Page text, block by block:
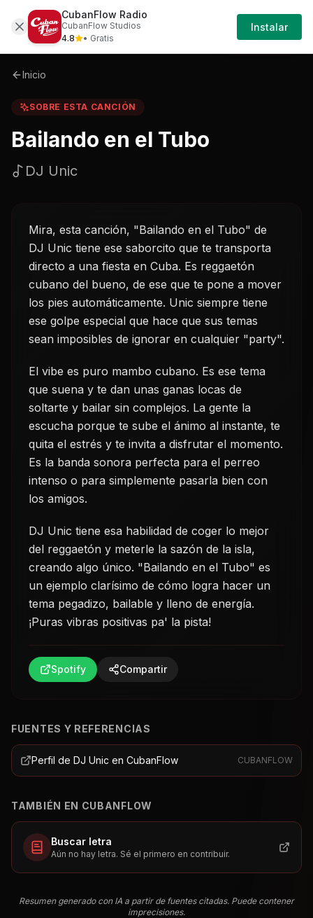
Sobre Bailando-en-el-tubo-dj-unic
Iniciar
Sesión
Inicio
SOBRE ESTA CANCIÓN
Bailando en el Tubo
DJ Unic
Mira, esta canción, "Bailando en el Tubo" de
DJ Unic tiene ese saborcito que te transporta
directo a una fiesta en Cuba. Es reggaetón
cubano del bueno, de ese que te pone a mover
los pies automáticamente. Unic siempre tiene
ese golpe especial que hace que sus temas
sean imposibles de ignorar en cualquier "party".
El vibe es puro mambo cubano. Es ese tema
que suena y te dan unas ganas locas de
soltarte y bailar sin complejos. La gente la
escucha porque te sube el ánimo al instante, te
quita el estrés y te invita a disfrutar el momento.
Es la banda sonora perfecta para el perreo
intenso o para simplemente pasarla bien con
los amigos.
DJ Unic tiene esa habilidad de coger lo mejor
del reggaetón y meterle la sazón de la isla,
creando algo único. "Bailando en el Tubo" es
un ejemplo clarísimo de cómo logra hacer un
tema pegadizo, bailable y lleno de energía.
¡Puras vibras positivas pa' la pista!
Spotify Compartir
FUENTES Y REFERENCIAS
Perfil de DJ Unic en CubanFlow CUBANFLOW
TAMBIÉN EN CUBANFLOW
Buscar letra
Aún no hay letra. Sé el primero en contribuir.
Resumen generado con IA a partir de fuentes citadas. Puede contener
imprecisiones.
CubanFlow Radio
CubanFlow Studios
4.8
• Gratis
Instalar